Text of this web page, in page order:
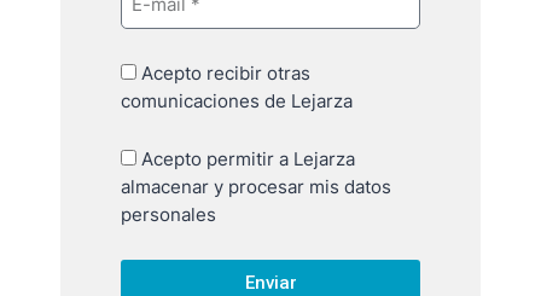
Acepto recibir otras
comunicaciones de Lejarza
Acepto permitir a Lejarza
almacenar y procesar mis datos
personales
Enviar